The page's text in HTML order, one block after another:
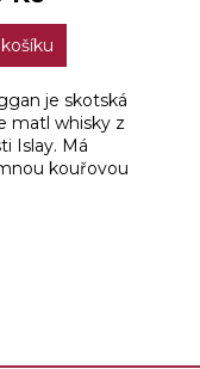
je skotská
matl whisky z
Islay. Má
kouřovou